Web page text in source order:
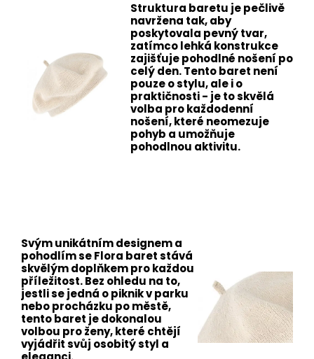
Struktura baretu je pečlivě
navržena tak, aby
poskytovala pevný tvar,
zatímco lehká konstrukce
zajišťuje pohodlné nošení po
celý den. Tento baret není
pouze o stylu, ale i o
praktičnosti - je to skvělá
volba pro každodenní
nošení, které neomezuje
pohyb a umožňuje
pohodlnou aktivitu.
Svým unikátním designem a
pohodlím se Flora baret stává
skvělým doplňkem pro každou
příležitost. Bez ohledu na to,
jestli se jedná o piknik v parku
nebo procházku po městě,
tento baret je dokonalou
volbou pro ženy, které chtějí
vyjádřit svůj osobitý styl a